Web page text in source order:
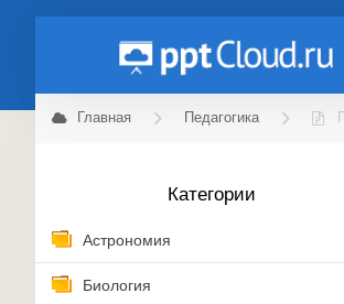
Главная Педагогика
Категории
Астрономия
Биология